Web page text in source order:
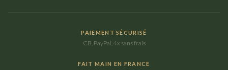
PAIEMENT SÉCURISÉ
CB, PayPal, 4x sans frais
FAIT MAIN EN FRANCE